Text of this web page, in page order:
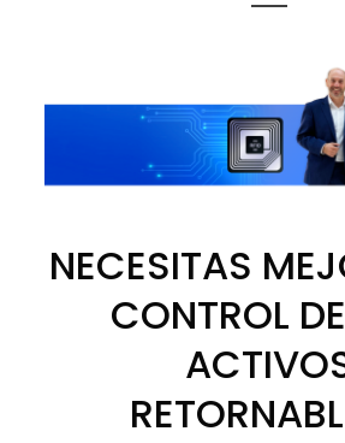
NECESITAS
CONTROL